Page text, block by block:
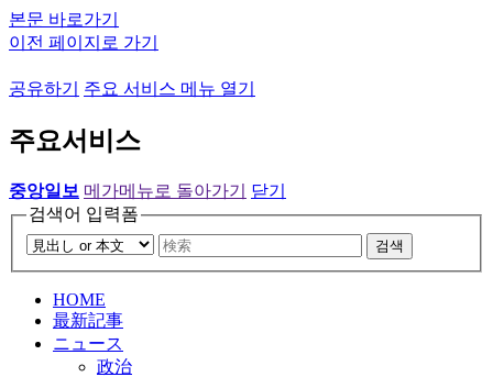
본문 바로가기
이전 페이지로 가기
공유하기 주요 서비스 메뉴 열기
주요서비스
중앙일보 메가메뉴로 돌아가기
닫기
검색어 입력폼
검색
HOME
最新記事
ニュース
政治